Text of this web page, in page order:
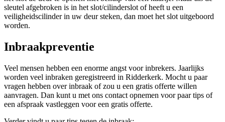
sleutel afgebroken is in het slot/cilinderslot of heeft u een
veiligheidscilinder in uw deur steken, dan moet het slot uitgeboord
worden.
Inbraakpreventie
Veel mensen hebben een enorme angst voor inbrekers. Jaarlijks
worden veel inbraken geregistreerd in Ridderkerk. Mocht u paar
vragen hebben over inbraak of zou u een gratis offerte willen
aanvragen. Dan kunt u met ons contact opnemen voor paar tips of
een afspraak vastleggen voor een gratis offerte.